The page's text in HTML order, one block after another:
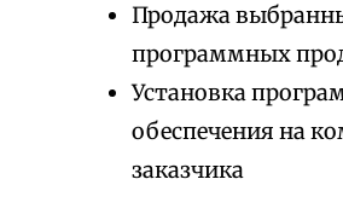
Продажа
программных
Установка
обеспечения на
заказчика